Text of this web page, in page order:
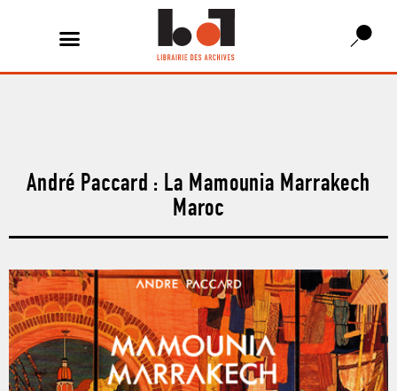
André Paccard : La Mamounia Marrakech
Maroc